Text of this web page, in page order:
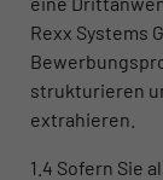
Rexx Systems
strukturieren
extrahieren.
1.4 Sofern Sie